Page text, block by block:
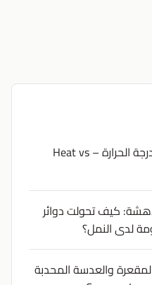
الفرق بين الحرارة ودرجة الحرارة – Heat vs
كيف تحولت دوائر
لدى النمل؟
والعدسة المحدبة